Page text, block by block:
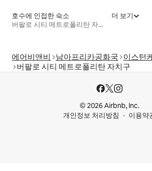
호수에 인접한 숙소
버팔로 시티 메트로폴리탄 자치구
더 보기
에어비앤비 남아프리카공화국 이스턴
버팔로 시티 메트로폴리탄 자치구
© 2026 Airbnb, Inc.
개인정보 처리방침
이용약